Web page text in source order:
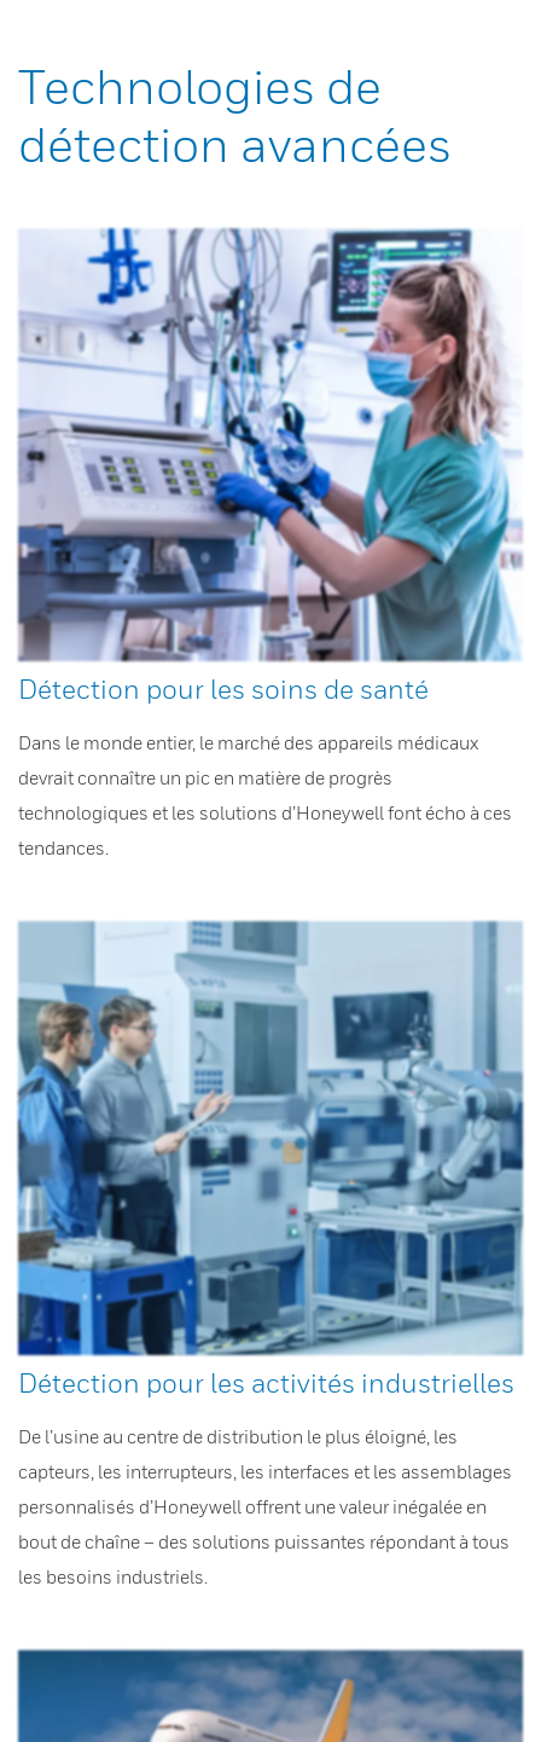
Technologies de
détection avancées
Détection pour les soins de santé
Dans le monde entier, le marché des appareils médicaux
devrait connaître un pic en matière de progrès
technologiques et les solutions d’Honeywell font écho à ces
tendances.
Détection pour les activités industrielles
De l’usine au centre de distribution le plus éloigné, les
capteurs, les interrupteurs, les interfaces et les assemblages
personnalisés d’Honeywell offrent une valeur inégalée en
bout de chaîne – des solutions puissantes répondant à tous
les besoins industriels.